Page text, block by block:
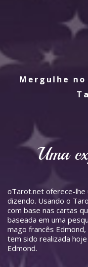
Mergulhe
Uma
oTarot.net oferece-lhe
dizendo. Usando o
com base nas cartas
baseada em uma
mago francês
tem sido realizada
Edmond.